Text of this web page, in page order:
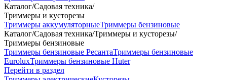
Каталог/Садовая техника/
Триммеры и кусторезы
Триммеры аккумуляторныеТриммеры бензиновые
Каталог/Садовая техника/Триммеры и кусторезы/
Триммеры бензиновые
Триммеры бензиновые РесантаТриммеры бензиновые
EuroluxТриммеры бензиновые Huter
Перейти в раздел